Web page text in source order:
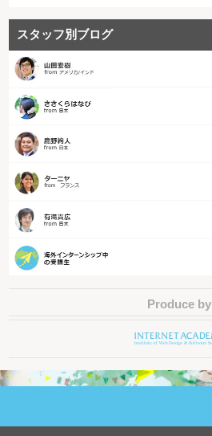
スタッフ別ブログ
Produce by